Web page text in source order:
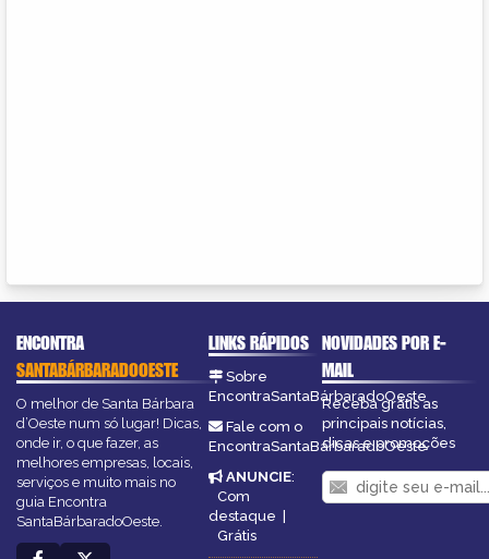
ENCONTRA
SANTABÁRBARADOOESTE
O melhor de Santa Bárbara
d’Oeste num só lugar! Dicas,
onde ir, o que fazer, as
melhores empresas, locais,
serviços e muito mais no
guia Encontra
SantaBárbaradoOeste.
LINKS RÁPIDOS
Sobre
EncontraSantaBárbaradoOeste
Fale com o
EncontraSantaBárbaradoOeste
ANUNCIE:
Com
destaque |
Grátis
NOVIDADES POR E-
MAIL
Receba grátis as
principais notícias,
dicas e promoções